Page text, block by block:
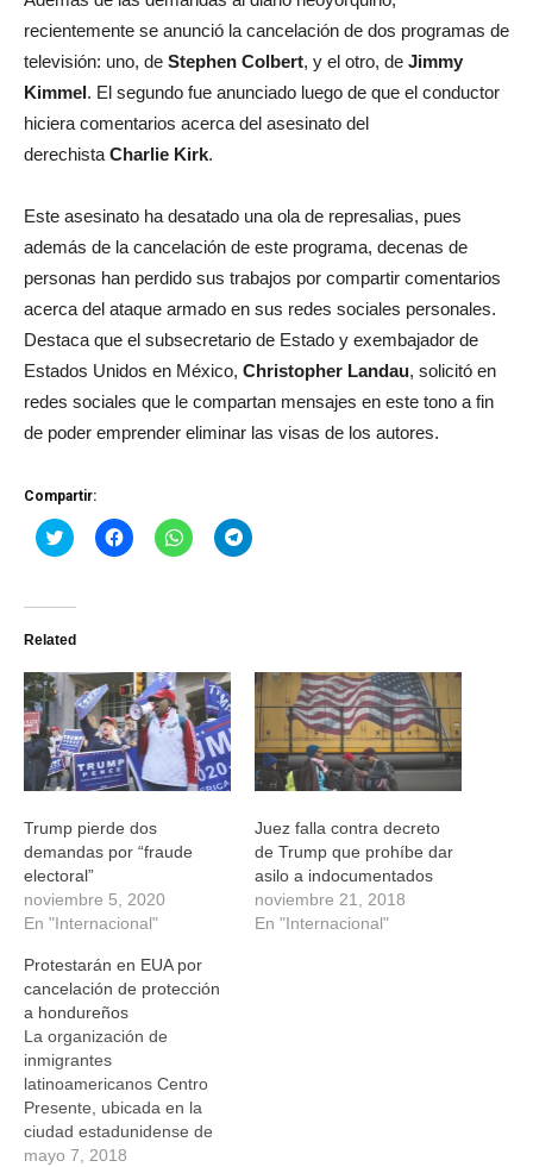
recientemente se anunció la cancelación de dos programas de
televisión: uno, de Stephen Colbert, y el otro, de Jimmy
Kimmel . El segundo fue anunciado luego de que el conductor
hiciera comentarios acerca del asesinato del
derechistaCharlie Kirk.
Este asesinato ha desatado una ola de represalias, pues
además de la cancelación de este programa, decenas de
personas han perdido sus trabajos por compartir comentarios
acerca del ataque armado en sus redes sociales personales.
Destaca que el subsecretario de Estado y exembajador de
Estados Unidos en México, Christopher Landau, solicitó en
redes sociales que le compartan mensajes en este tono a fin
de poder emprender eliminar las visas de los autores.
Compartir:
Haz
clic
Twitter
abre
una
ventana
nueva)
Haz
clic
una
ventana
nueva)
Haz
clic
una
ventana
nueva)
Haz
clic
una
ventana
nueva)
Related
Trump pierde dos
demandas por “fraude
electoral”
noviembre 5, 2020
En "Internacional"
Juez falla contra decreto
de Trump que prohíbe dar
asilo a indocumentados
noviembre 21, 2018
En "Internacional"
Protestarán en EUA por
cancelación de protección
a hondureños
La organización de
inmigrantes
latinoamericanos Centro
Presente, ubicada en la
ciudad estadunidense de
Boston (noreste), junto a
mayo 7, 2018